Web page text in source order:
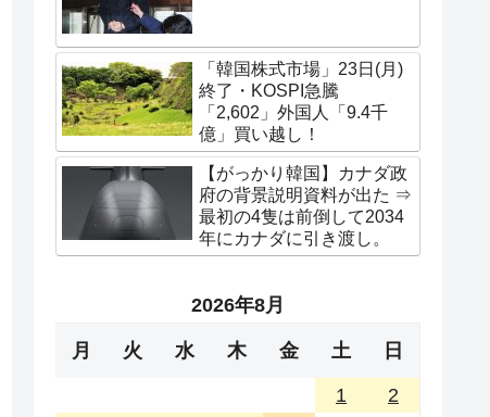
「韓国株式市場」23日(月)
終了・KOSPI急騰
「2,602」外国人「9.4千
億」買い越し！
【がっかり韓国】カナダ政
府の背景説明資料が出た ⇒
最初の4隻は前倒して2034
年にカナダに引き渡し。
2026年8月
月 火 水 木 金 土 日
1
2